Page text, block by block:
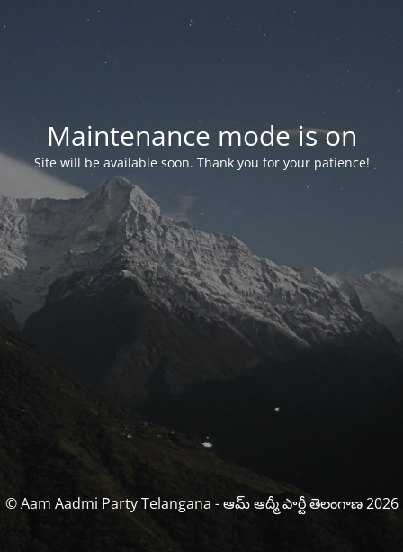
Maintenance mode is on
Site will be available soon. Thank you for your patience!
© Aam Aadmi Party Telangana - ఆమ్ ఆద్మీ పార్టీ తెలంగాణ 2026